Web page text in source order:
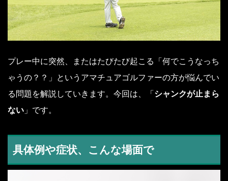
プレー中に突然、またはたびたび起こる「何でこうなっち
ゃうの？？」というアマチュアゴルファーの方が悩んでい
る問題を解説していきます。今回は、「 シャンクが止まら
ない 」です。
具体例や症状、こんな場面で